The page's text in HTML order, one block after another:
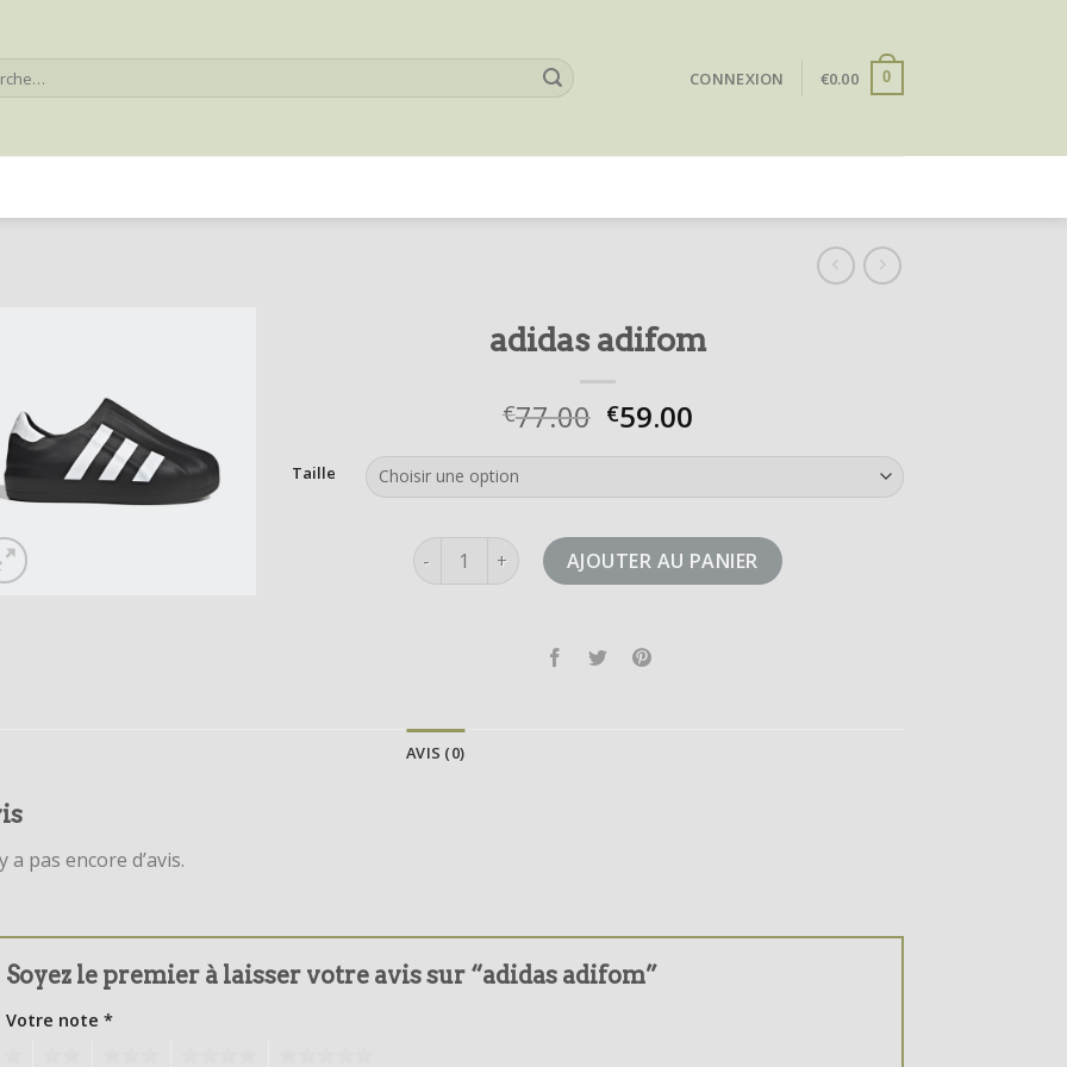
CONNEXION €0.00 0
adidas adifom
€77.00 €59.00
Taille
quantité de adidas adifomAJOUTER AU PANIER
AVIS (0)
a pas encore d’avis.
Soyez le premier à laisser votre avis sur “adidas adifom”
Votre note *